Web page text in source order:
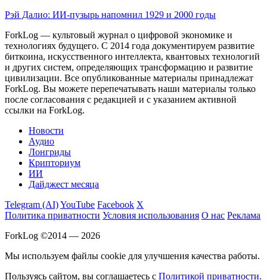
Рэй Далио: ИИ-пузырь напомнил 1929 и 2000 годы
ForkLog — культовый журнал о цифровой экономике и
технологиях будущего. С 2014 года документируем развитие
биткоина, искусственного интеллекта, квантовых технологий
и других систем, определяющих трансформацию и развитие
цивилизации. Все опубликованные материалы принадлежат
ForkLog. Вы можете перепечатывать наши материалы только
после согласования с редакцией и с указанием активной
ссылки на ForkLog.
Новости
Аудио
Лонгриды
Крипториум
ИИ
Дайджест месяца
Telegram (AI)YouTube Facebook X
Политика приватности Условия использования О нас Реклама
ForkLog ©2014 — 2026
Мы используем файлы cookie для улучшения качества работы.
Пользуясь сайтом, вы соглашаетесь с Политикой приватности.